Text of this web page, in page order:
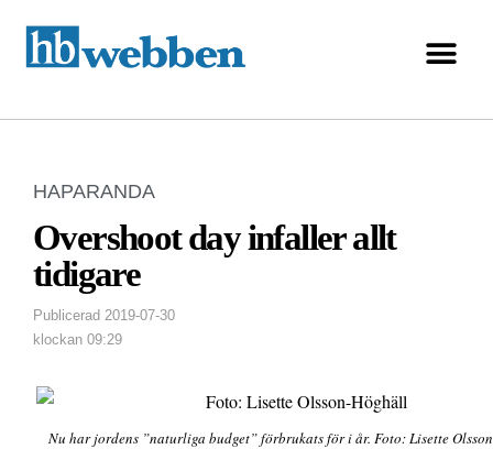
HAPARANDA
Overshoot day infaller allt
tidigare
Publicerad 2019-07-30
klockan 09:29
Nu har jordens ”naturliga budget” förbrukats för i år. Foto: Lisette